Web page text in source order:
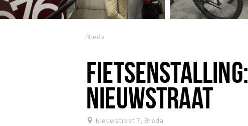
Breda
FIETSENSTALLING:
NIEUWSTRAAT
Nieuwstraat 7, Breda